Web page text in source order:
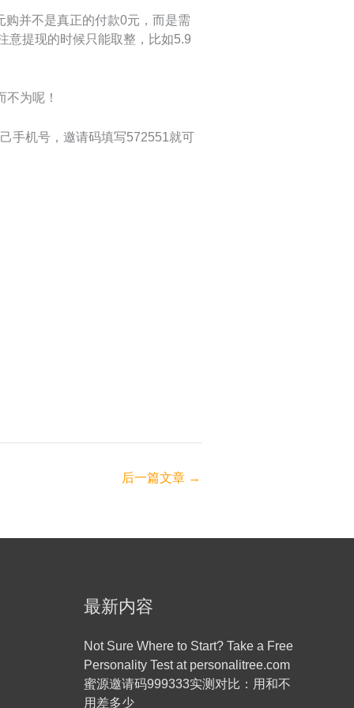
并不是真正的付款0元，而是需
意提现的时候只能取整，比如5.9
为呢！
手机号，邀请码填写572551就可
后一篇文章 →
最新内容
Not Sure Where to Start? Take a Free
Personality Test at personalitree.com
蜜源邀请码999333实测对比：用和不
用差多少